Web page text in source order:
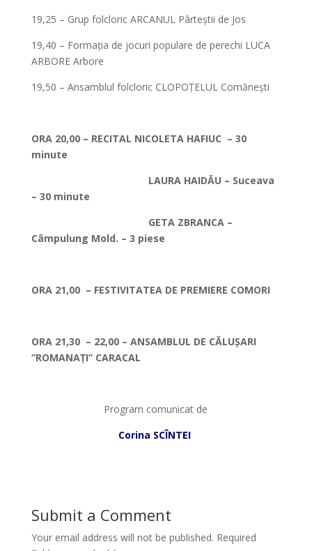
19,25 – Grup folcloric ARCANUL Pârteștii de Jos
19,40 – Formația de jocuri populare de perechi LUCA
ARBORE Arbore
19,50 – Ansamblul folcloric CLOPOȚELUL Comănești
ORA 20,00 – RECITAL NICOLETA HAFIUC – 30
minute
LAURA HAIDĂU – Suceava
– 30 minute
GETA ZBRANCA –
Câmpulung Mold. – 3 piese
ORA 21,00 – FESTIVITATEA DE PREMIERE COMORI
ORA 21,30 – 22,00 – ANSAMBLUL DE CĂLUȘARI
“ROMANAȚI” CARACAL
Program comunicat de
Corina SCÎNTEI
Submit a Comment
Your email address will not be published. Required